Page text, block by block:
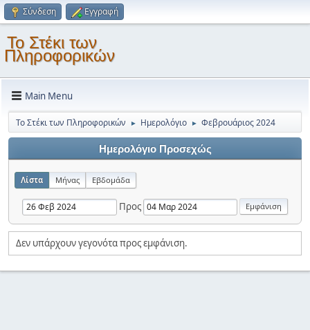
Σύνδεση Εγγραφή
Το Στέκι των
Πληροφορικών
Main Menu
Το Στέκι των Πληροφορικών ► Ημερολόγιο ► Φεβρουάριος 2024
Ημερολόγιο Προσεχώς
Λίστα Μήνας Εβδομάδα
Προς
Δεν υπάρχουν γεγονότα προς εμφάνιση.